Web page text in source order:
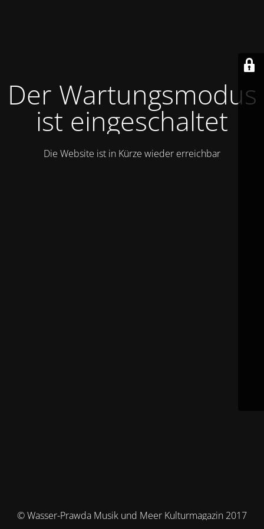
Der Wartungsmodus
ist eingeschaltet
Die Website ist in Kürze wieder erreichbar
© Wasser-Prawda Musik und Meer Kulturmagazin 2017